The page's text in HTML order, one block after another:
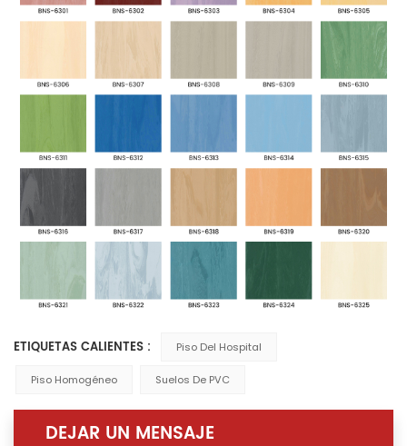
ETIQUETAS CALIENTES : Piso Del Hospital
Piso Homogéneo Suelos De PVC
DEJAR UN MENSAJE